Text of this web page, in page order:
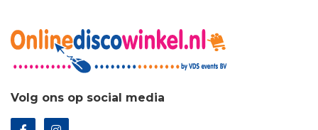
Volg ons op social media